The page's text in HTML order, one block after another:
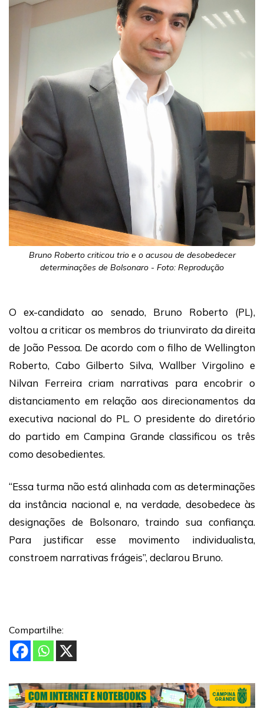
Bruno Roberto criticou trio e o acusou de desobedecer
determinações de Bolsonaro - Foto: Reprodução
O ex-candidato ao senado, Bruno Roberto (PL),
voltou a criticar os membros do triunvirato da direita
de João Pessoa. De acordo com o filho de Wellington
Roberto, Cabo Gilberto Silva, Wallber Virgolino e
Nilvan Ferreira criam narrativas para encobrir o
distanciamento em relação aos direcionamentos da
executiva nacional do PL. O presidente do diretório
do partido em Campina Grande classificou os três
como desobedientes.
“Essa turma não está alinhada com as determinações
da instância nacional e, na verdade, desobedece às
designações de Bolsonaro, traindo sua confiança.
Para justificar esse movimento individualista,
constroem narrativas frágeis”, declarou Bruno.
Compartilhe: